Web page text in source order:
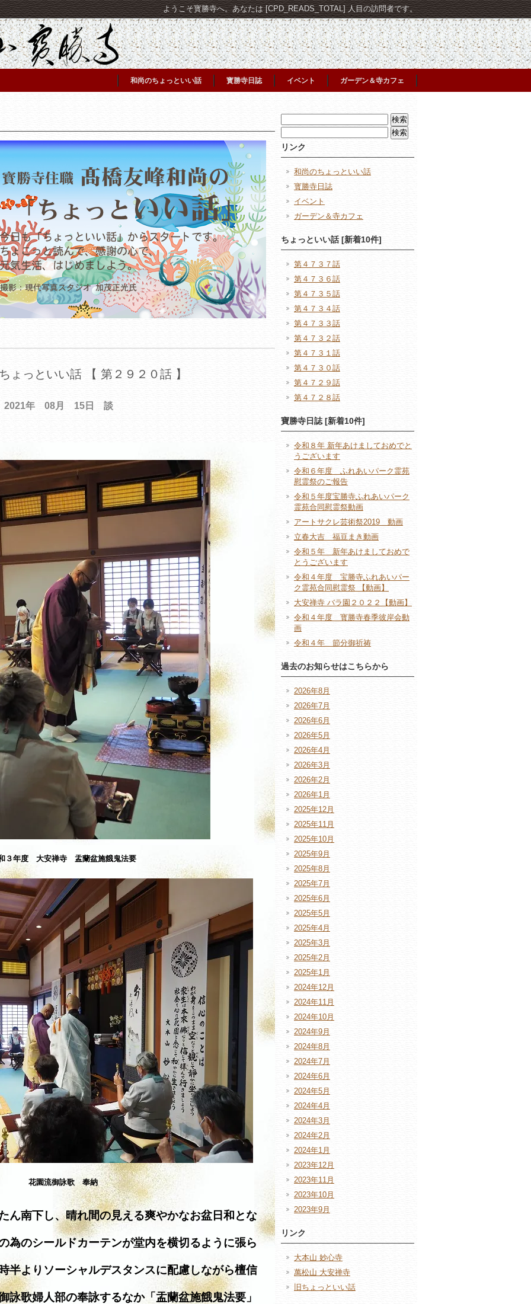
ようこそ寳勝寺へ。あなたは [CPD_READS_TOTAL] 人目の訪問者です。
和尚のちょっといい話 寳勝寺日誌 イベント ガーデン＆寺カフェ
ょっといい話 【 第２９２０話 】
2021年 08月 15日 談
３年度 大安禅寺 盂蘭盆施餓鬼法要
花園流御詠歌 奉納
ん南下し、晴れ間の見える爽やかなお盆日和とな
為のシールドカーテンが堂内を横切るように張ら
半よりソーシャルデスタンスに配慮しながら檀信
詠歌婦人部の奉詠するなか「盂蘭盆施餓鬼法要」
索:
索:
リンク
和尚のちょっといい話
寳勝寺日誌
イベント
ガーデン＆寺カフェ
ちょっといい話 [新着10件]
第４７３７話
第４７３６話
第４７３５話
第４７３４話
第４７３３話
第４７３２話
第４７３１話
第４７３０話
第４７２９話
第４７２８話
寶勝寺日誌 [新着10件]
令和８年 新年あけましておめでと
うございます
令和６年度 ふれあいパーク霊苑
慰霊祭のご報告
令和５年度宝勝寺ふれあいパーク
霊苑合同慰霊祭動画
アートサクレ芸術祭2019 動画
立春大吉 福豆まき動画
令和５年 新年あけましておめで
とうございます
令和４年度 宝勝寺ふれあいパー
ク霊苑合同慰霊祭 【動画】
大安禅寺 バラ園２０２２【動画】
令和４年度 寳勝寺春季彼岸会動
画
令和４年 節分御祈祷
過去のお知らせはこちらから
2026年8月
2026年7月
2026年6月
2026年5月
2026年4月
2026年3月
2026年2月
2026年1月
2025年12月
2025年11月
2025年10月
2025年9月
2025年8月
2025年7月
2025年6月
2025年5月
2025年4月
2025年3月
2025年2月
2025年1月
2024年12月
2024年11月
2024年10月
2024年9月
2024年8月
2024年7月
2024年6月
2024年5月
2024年4月
2024年3月
2024年2月
2024年1月
2023年12月
2023年11月
2023年10月
2023年9月
リンク
大本山 妙心寺
萬松山 大安禅寺
旧ちょっといい話